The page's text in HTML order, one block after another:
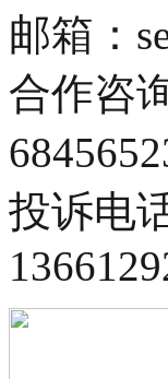
邮箱：
合作咨
投诉电